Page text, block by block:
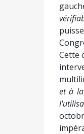
Cette
et à la